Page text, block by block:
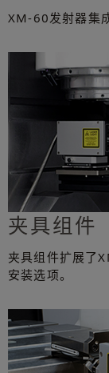
XM-60发射器集
夹具组件
夹具组件扩展了
安装选项。